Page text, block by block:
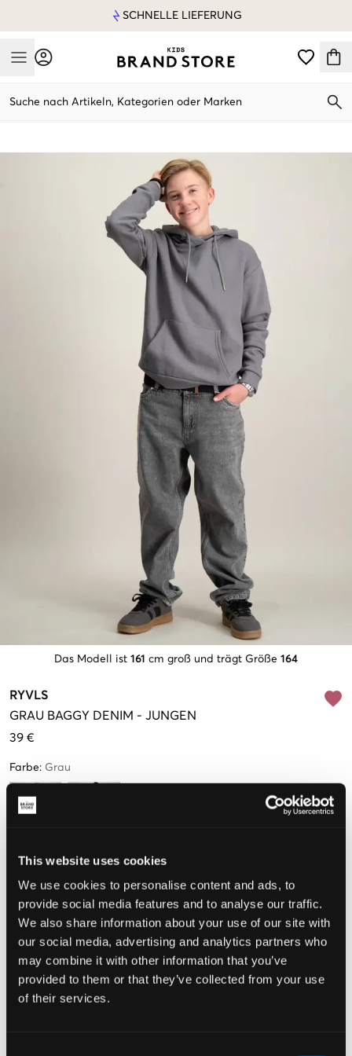
This website uses cookies
We use cookies to personalise content and ads, to
provide social media features and to analyse our traffic.
We also share information about your use of our site with
our social media, advertising and analytics partners who
may combine it with other information that you’ve
provided to them or that they’ve collected from your use
of their services.
SCHNELLE LIEFERUNG
Mobile Menu
Suche nach Artikeln, Kategorien oder Marken
Das Modell ist 161 cm groß und trägt Größe 164
RYVLS
GRAU BAGGY DENIM - JUNGEN
39 €
Farbe: Grau
Größe
134 cm 140 cm 146 cm 152 cm 158 cm 164 cm
170 cm 176 cm